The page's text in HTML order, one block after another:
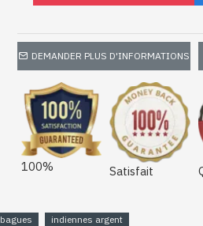
DEMANDER PLUS D'INFORMATIONS
100% Satisfait
bagues indiennes argent